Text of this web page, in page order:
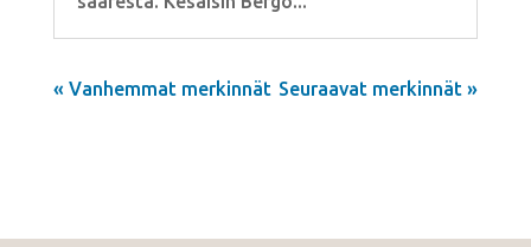
« Vanhemmat merkinnät Seuraavat merkinnät »